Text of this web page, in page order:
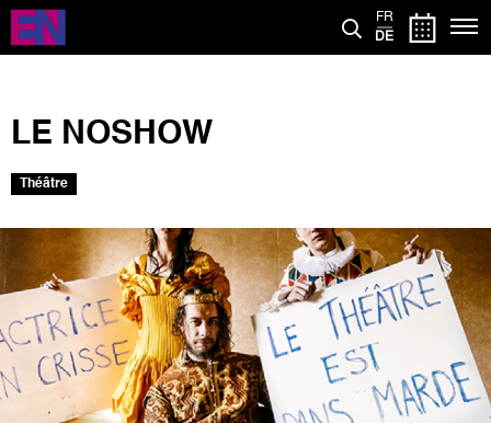
Direkt
zum
Inhalt
FR
DE
LE NOSHOW
Théâtre